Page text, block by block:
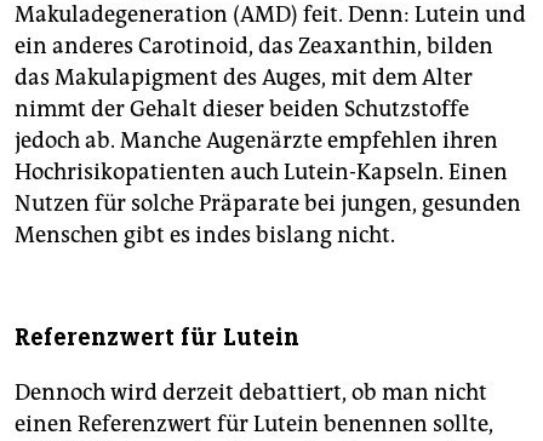
Makuladegeneration (AMD) feit. Denn: Lutein und
ein anderes Carotinoid, das Zeaxanthin, bilden
das Makulapigment des Auges, mit dem Alter
nimmt der Gehalt dieser beiden Schutzstoffe
jedoch ab. Manche Augenärzte empfehlen ihren
Hochrisikopatienten auch Lutein-Kapseln. Einen
Nutzen für solche Präparate bei jungen, gesunden
Menschen gibt es indes bislang nicht.
Referenzwert für Lutein
Dennoch wird derzeit debattiert, ob man nicht
einen Referenzwert für Lutein benennen sollte,